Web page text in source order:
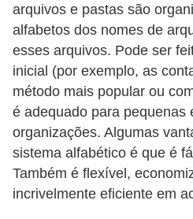
arquivos e pastas são
alfabetos dos nomes de
esses arquivos. Pode ser
inicial (por exemplo, as
método mais popular ou
é adequado para pequenas
organizações. Algumas
sistema alfabético é que é
Também é flexível,
incrivelmente eficiente em
a
n
i
z
a
ç
ã
o